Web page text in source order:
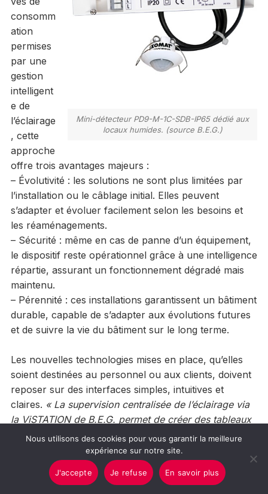
Mini-détecteur PD9-M-1C-SDB-IP65 dédié aux
locaux humides. (source B.E.G.)
consomm
ation
permises
par une
gestion
intelligent
e de
l’éclairage
, cette
approche
offre trois avantages majeurs :
– Évolutivité : les solutions ne sont plus limitées par
l’installation ou le câblage initial. Elles peuvent
s’adapter et évoluer facilement selon les besoins et
les réaménagements.
– Sécurité : même en cas de panne d’un équipement,
le dispositif reste opérationnel grâce à une intelligence
répartie, assurant un fonctionnement dégradé mais
maintenu.
– Pérennité : ces installations garantissent un bâtiment
durable, capable de s’adapter aux évolutions futures
et de suivre la vie du bâtiment sur le long terme.
Les nouvelles technologies mises en place, qu’elles
soient destinées au personnel ou aux clients, doivent
reposer sur des interfaces simples, intuitives et
claires. « La supervision centralisée de l’éclairage via
la ViSTATION de B.E.G. permet de créer des tableaux
de commande virtuels accessibles depuis un PC, une
tablette ou un smartphone. Ces interfaces peuvent
prendre la forme de boutons de pilotage virtuels
(tuiles interactives) et la visualisation des espaces est
Nous utilisons des cookies pour vous garantir la meilleure
expérience sur notre site.
J'accepte Je refuse En savoir plus